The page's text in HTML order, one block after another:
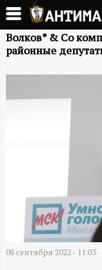
Перейти
основному
содержанию
А
Т
Волков* & Co
районные
08 сентября 2022 - 11:03